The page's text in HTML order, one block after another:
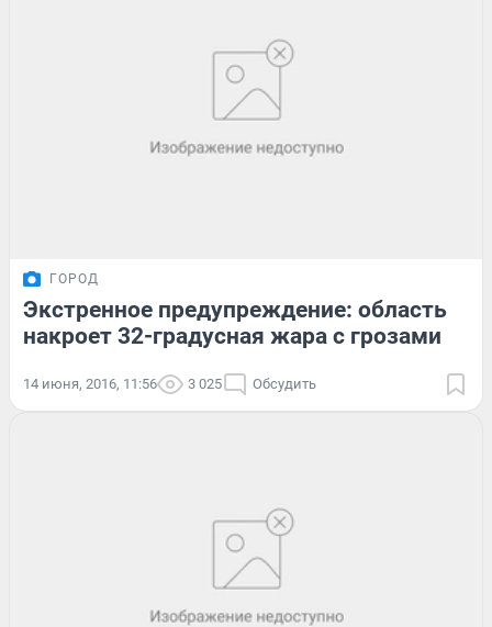
ГОРОД
Экстренное предупреждение: область
накроет 32-градусная жара с грозами
14 июня, 2016, 11:56 3 025 Обсудить